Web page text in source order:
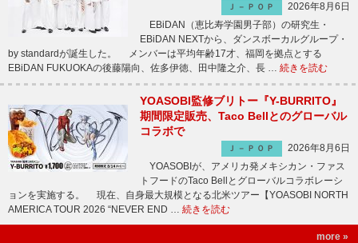
Ｊ－ＰＯＰ
2026年8月6日
EBiDAN（恵比寿学園男子部）の研究生・
EBiDAN NEXTから、ダンスボーカルグループ・
by standardが誕生した。 メンバーは平均年齢17才、福岡を拠点とする
EBiDAN FUKUOKAの後藤陽向、佐多伊徳、田中隆之介、長 … 続きを読む
YOASOBI監修ブリトー『Y-BURRITO』
期間限定販売、Taco Bellとのグローバル
コラボで
Ｊ－ＰＯＰ
2026年8月6日
YOASOBIが、アメリカ発メキシカン・ファス
トフードのTaco Bellとグローバルコラボレーシ
ョンを実施する。 現在、自身最大規模となる北米ツアー【YOASOBI NORTH
AMERICA TOUR 2026 “NEVER END … 続きを読む
more »